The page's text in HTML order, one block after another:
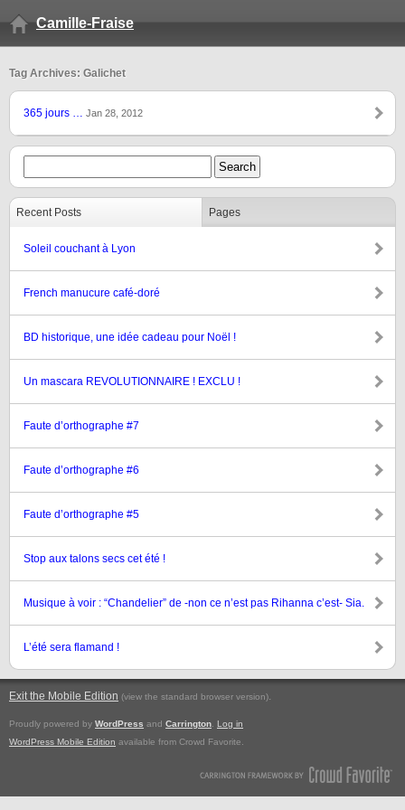
Camille-Fraise
Tag Archives: Galichet
365 jours … Jan 28, 2012
Recent Posts Pages
Soleil couchant à Lyon
French manucure café-doré
BD historique, une idée cadeau pour Noël !
Un mascara REVOLUTIONNAIRE ! EXCLU !
Faute d’orthographe #7
Faute d’orthographe #6
Faute d’orthographe #5
Stop aux talons secs cet été !
Musique à voir : “Chandelier” de -non ce n’est pas Rihanna c’est- Sia.
L’été sera flamand !
Exit the Mobile Edition (view the standard browser version).
Proudly powered by WordPress and Carrington
Log in
WordPress Mobile Edition available from Crowd Favorite.